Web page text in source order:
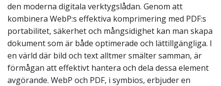
den moderna digitala verktygslådan. Genom att
kombinera WebP:s effektiva komprimering med PDF:s
portabilitet, säkerhet och mångsidighet kan man skapa
dokument som är både optimerade och lättillgängliga. I
en värld där bild och text alltmer smälter samman, är
förmågan att effektivt hantera och dela dessa element
avgörande. WebP och PDF, i symbios, erbjuder en